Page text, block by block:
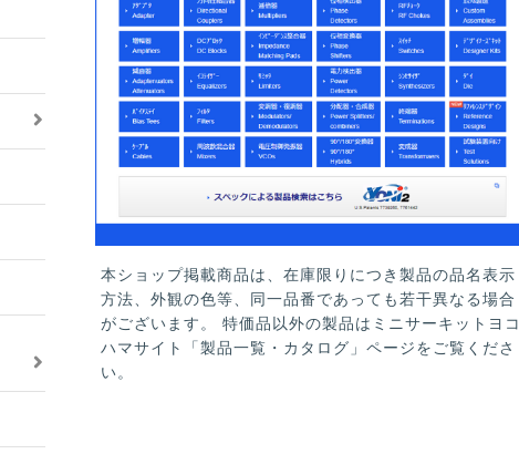
本ショップ掲載商品は、在庫限りにつき製品の品名表示
方法、外観の色等、同一品番であっても若干異なる場合
がございます。 特価品以外の製品はミニサーキットヨコ
ハマサイト「製品一覧・カタログ」ページをご覧くださ
い。